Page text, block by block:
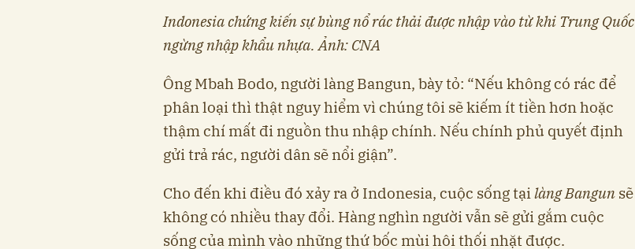
Indonesia chứng kiến sự bùng nổ rác thải được nhập vào từ khi Trung Quốc
ngừng nhập khẩu nhựa. Ảnh: CNA
Ông Mbah Bodo, người làng Bangun, bày tỏ: “Nếu không có rác để
phân loại thì thật nguy hiểm vì chúng tôi sẽ kiếm ít tiền hơn hoặc
thậm chí mất đi nguồn thu nhập chính. Nếu chính phủ quyết định
gửi trả rác, người dân sẽ nổi giận”.
Cho đến khi điều đó xảy ra ở Indonesia, cuộc sống tạilàng Bangun sẽ
không có nhiều thay đổi. Hàng nghìn người vẫn sẽ gửi gắm cuộc
sống của mình vào những thứ bốc mùi hôi thối nhặt được.